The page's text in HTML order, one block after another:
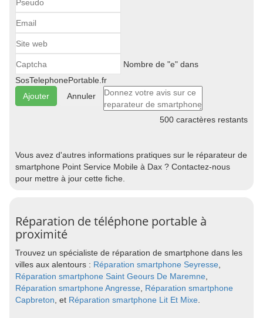
Nombre de "e" dans
SosTelephonePortable.fr
Annuler
500 caractères restants
Vous avez d'autres informations pratiques sur le réparateur de
smartphone Point Service Mobile à Dax ? Contactez-nous
pour mettre à jour cette fiche.
Réparation de téléphone portable à
proximité
Trouvez un spécialiste de réparation de smartphone dans les
villes aux alentours : Réparation smartphone Seyresse
Réparation smartphone Saint Geours De Maremne
Réparation smartphone Angresse
Réparation smartphone
Capbreton , et Réparation smartphone Lit Et Mixe